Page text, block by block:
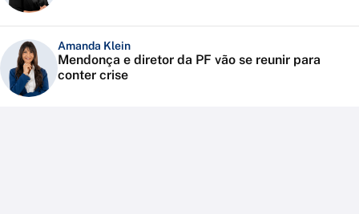
Amanda Klein
Mendonça e diretor da PF vão se reunir para
conter crise